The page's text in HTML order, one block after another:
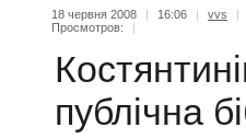
18 червня 2008 | 16:06 | vvs
|
Просмотров:
|
публічна